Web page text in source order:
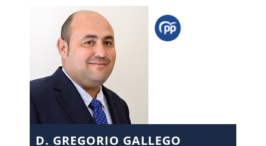
D. GREGORIO GALLEGO